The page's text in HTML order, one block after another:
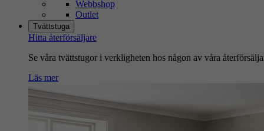
Webbshop
Outlet
Tvättstuga
Hitta återförsäljare
Se våra tvättstugor i verkligheten hos någon av våra
Läs mer